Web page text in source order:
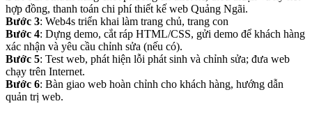
hợp đồng, thanh toán chi phí thiết kế web Quảng Ngãi.
Bước 3: Web4s triển khai làm trang chủ, trang con
Bước 4: Dựng demo, cắt ráp HTML/CSS, gửi demo để khách hàng
xác nhận và yêu cầu chỉnh sửa (nếu có).
Bước 5: Test web, phát hiện lỗi phát sinh và chỉnh sửa; đưa web
chạy trên Internet.
Bước 6: Bàn giao web hoàn chỉnh cho khách hàng, hướng dẫn
quản trị web.